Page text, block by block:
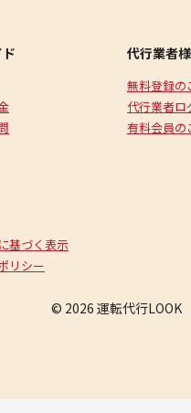
代行業者
無料登録の
代行業者ロ
有料会員の
基づく表示
リシー
© 2026 運転代行LOOK